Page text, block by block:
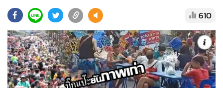
• ละคร
• CbizReview
• Cyber BIZ
• ผู้จัดกวน
• Good health & Well-being
610